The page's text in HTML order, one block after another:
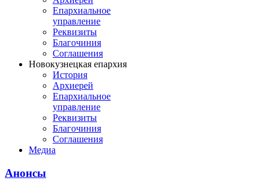
Епархиальное
управление
Реквизиты
Благочиния
Соглашения
Новокузнецкая епархия
История
Архиерей
Епархиальное
управление
Реквизиты
Благочиния
Соглашения
Медиа
Анонсы